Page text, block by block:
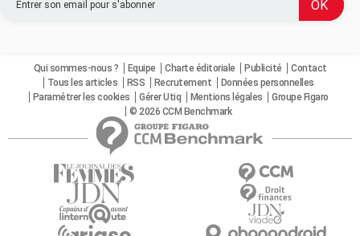
Qui sommes-nous ? Equipe Charte éditoriale Publicité
Contact
Tous les articles
RSS Recrutement
Données personnelles
Paramétrer les cookies
Gérer Utiq Mentions légales
Groupe Figaro
© 2026 CCM Benchmark